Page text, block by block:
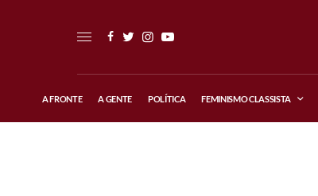
A FRONTE A GENTE POLÍTICA FEMINISMO CLASSISTA